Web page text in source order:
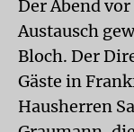
Der Abend
Austausch
Bloch. Der
Gäste in
Hausherren